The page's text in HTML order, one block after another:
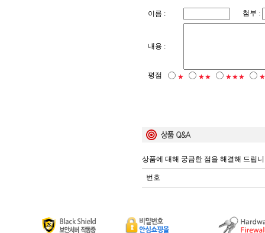
이름 : 첨부 :
내용 :
평점 ★ ★★ ★★★
상품에 대해 궁금한 점을 해결해 드립
번호